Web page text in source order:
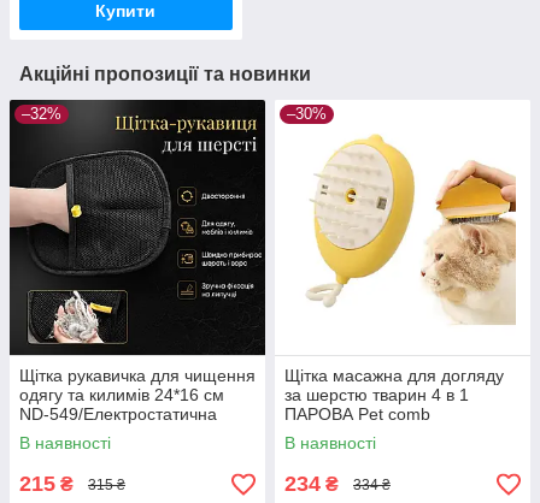
Купити
Акційні пропозиції та новинки
–32%
Щітка рукавичка для чищення
одягу та килимів 24*16 см
ND-549/Електростатична
рукавичка від шерсті
В наявності
215 ₴ 315 ₴
–30%
Щітка масажна для догляду
за шерстю тварин 4 в 1
ПАРОВА Pet comb
В наявності
234 ₴ 334 ₴